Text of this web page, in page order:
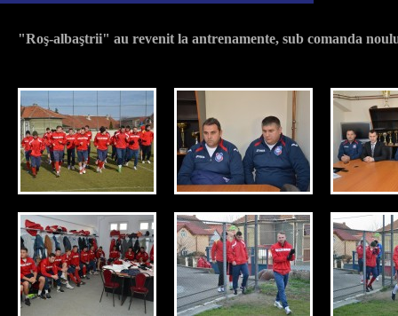
"Roş-albaştrii" au revenit la antrenamente, sub comanda